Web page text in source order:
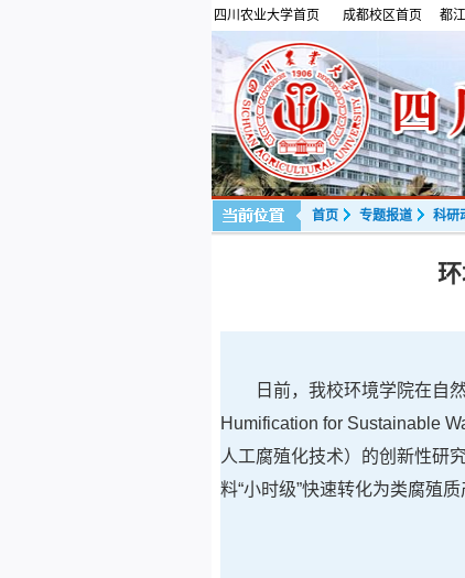
四川农业大学首页 成都校区首页 都
首页 专题报道 科研
日前，我校环境学院在自
Humification for Sustainable
人工腐殖化技术）的创新性研
料“小时级”快速转化为类腐殖